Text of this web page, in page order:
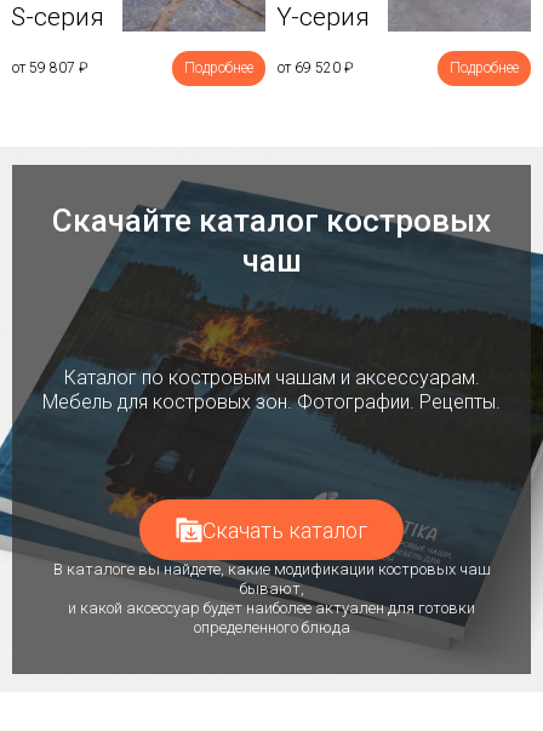
S-серия
от 59 807 ₽ Подробнее
Y-серия
от 69 520 ₽ Подробнее
Скачайте каталог костровых
чаш
Каталог по костровым чашам и аксессуарам.
Мебель для костровых зон. Фотографии. Рецепты.
Скачать каталог
В каталоге вы найдете, какие модификации костровых чаш
бывают,
и какой аксессуар будет наиболее актуален для готовки
определенного блюда